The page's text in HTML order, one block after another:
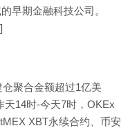
早期金融科技公司。
聚合金额超过1亿美
天14时-今天7时，OKEx
XBT永续合约、币安